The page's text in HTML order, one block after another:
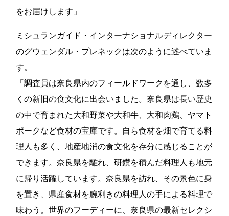
をお届けします」
ミシュランガイド・インターナショナルディレクター
のグウェンダル・プレネックは次のように述べていま
す。
「調査員は奈良県内のフィールドワークを通し、数多
くの新旧の食文化に出会いました。奈良県は長い歴史
の中で育まれた大和野菜や大和牛、大和肉鶏、ヤマト
ポークなど食材の宝庫です。自ら食材を畑で育てる料
理人も多く、地産地消の食文化を存分に感じることが
できます。奈良県を離れ、研鑽を積んだ料理人も地元
に帰り活躍しています。奈良県を訪れ、その景色に身
を置き、県産食材を腕利きの料理人の手による料理で
味わう。世界のフーディーに、奈良県の最新セレクシ